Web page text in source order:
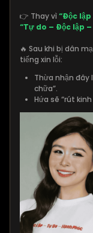
👉 Thay vì“Độc
“Tự do – Độc lập
🔥 Sau khi bị dân
tiếng xin lỗi:
Thừa nhận đây
chữa”.
Hứa sẽ “rút